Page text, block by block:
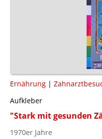
Ernährung |
Aufkleber
"Stark mit gesunden
1970er Jahre